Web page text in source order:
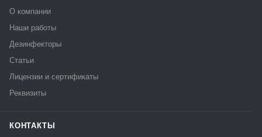
О компании
Наши работы
Дезинфекторы
Статьи
Лицензии и сертификаты
Реквизиты
КОНТАКТЫ